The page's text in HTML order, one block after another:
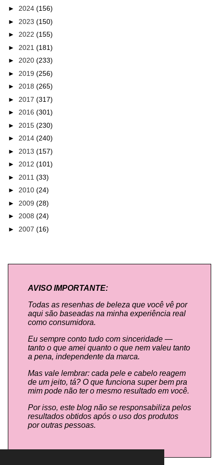
► 2024 (156)
► 2023 (150)
► 2022 (155)
► 2021 (181)
► 2020 (233)
► 2019 (256)
► 2018 (265)
► 2017 (317)
► 2016 (301)
► 2015 (230)
► 2014 (240)
► 2013 (157)
► 2012 (101)
► 2011 (33)
► 2010 (24)
► 2009 (28)
► 2008 (24)
► 2007 (16)
AVISO IMPORTANTE:
Todas as resenhas de beleza que você vê por
aqui são baseadas na minha experiência real
como consumidora.
Eu sempre conto tudo com sinceridade —
tanto o que amei quanto o que nem valeu tanto
a pena, independente da marca.
Mas vale lembrar: cada pele e cabelo reagem
de um jeito, tá? O que funciona super bem pra
mim pode não ter o mesmo resultado em você.
Por isso, este blog não se responsabiliza pelos
resultados obtidos após o uso dos produtos
por outras pessoas.